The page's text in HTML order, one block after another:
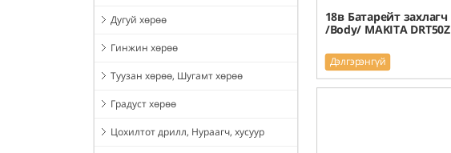
Дугуй хөрөө
Гинжин хөрөө
Туузан хөрөө, Шугамт хөрөө
Градуст хөрөө
Цохилтот дрилл, Нураагч, хусуур
18в Батарейт захлагч
/Body/ MAKITA DRT50Z
Дэлгэрэнгүй